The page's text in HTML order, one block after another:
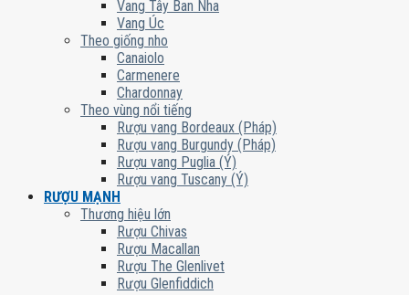
Vang Tây Ban Nha
Vang Úc
Theo giống nho
Canaiolo
Carmenere
Chardonnay
Theo vùng nổi tiếng
Rượu vang Bordeaux (Pháp)
Rượu vang Burgundy (Pháp)
Rượu vang Puglia (Ý)
Rượu vang Tuscany (Ý)
RƯỢU MẠNH
Thương hiệu lớn
Rượu Chivas
Rượu Macallan
Rượu The Glenlivet
Rượu Glenfiddich